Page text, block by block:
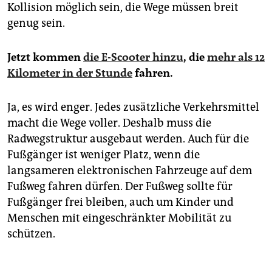
Kollision möglich sein, die Wege müssen breit
genug sein.
Jetzt kommendie E-Scooter hinzu, diemehr als 12
Kilometer in der Stundefahren.
Ja, es wird enger. Jedes zusätzliche Verkehrsmittel
macht die Wege voller. Deshalb muss die
Radwegstruktur ausgebaut werden. Auch für die
Fußgänger ist weniger Platz, wenn die
langsameren elektronischen Fahrzeuge auf dem
Fußweg fahren dürfen. Der Fußweg sollte für
Fußgänger frei bleiben, auch um Kinder und
Menschen mit eingeschränkter Mobilität zu
schützen.